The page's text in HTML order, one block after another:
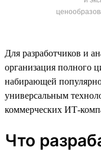
Для разработчиков и
организация полного
набирающей
универсальным
коммерческих ИТ-
Что